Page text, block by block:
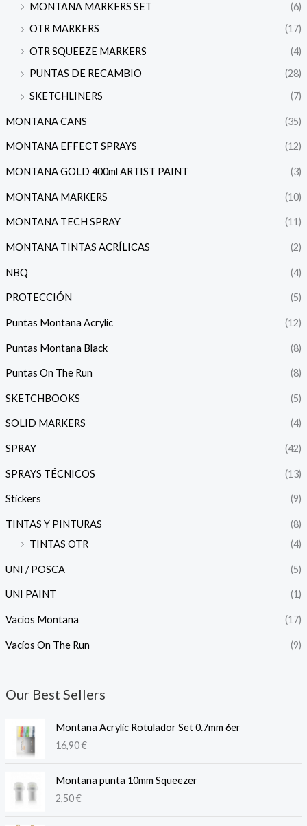
MONTANA MARKERS SET
(6)
OTR MARKERS
(17)
OTR SQUEEZE MARKERS
(4)
PUNTAS DE RECAMBIO
(28)
SKETCHLINERS
(7)
MONTANA CANS (35)
MONTANA EFFECT SPRAYS (12)
MONTANA GOLD 400ml ARTIST PAINT (3)
MONTANA MARKERS (10)
MONTANA TECH SPRAY (11)
MONTANA TINTAS ACRÍLICAS (2)
NBQ (4)
PROTECCIÓN (5)
Puntas Montana Acrylic (12)
Puntas Montana Black (8)
Puntas On The Run (8)
SKETCHBOOKS (5)
SOLID MARKERS (4)
SPRAY (42)
SPRAYS TÉCNICOS (13)
Stickers (9)
TINTAS Y PINTURAS
(8)
TINTAS OTR
(4)
UNI / POSCA (5)
UNI PAINT (1)
Vacíos Montana (17)
Vacíos On The Run (9)
Our Best Sellers
Montana Acrylic Rotulador Set 0.7mm 6er
16,90€
Montana punta 10mm Squeezer
2,50€